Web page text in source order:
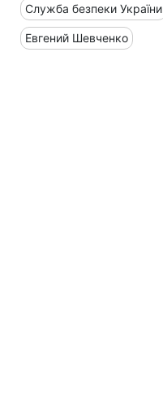
Служба безпеки України
Евгений Шевченко